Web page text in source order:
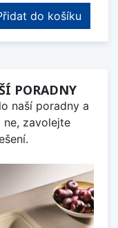
do košíku
PORADNY
naší poradny a
ne, zavolejte